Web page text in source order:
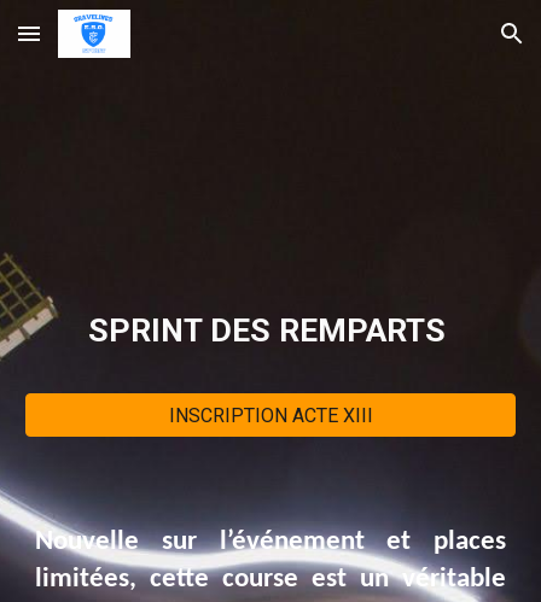
Skip to main content Skip to navigation
SPRINT DES REMPARTS
INSCRIPTION ACTE XIII
Nouvelle sur l’événement et places
limitées, cette course est un véritable